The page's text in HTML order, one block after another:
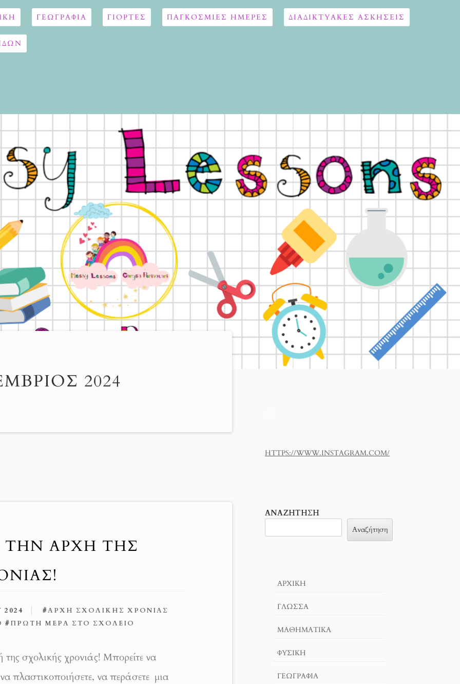
ΓΕΩΓΡΑΦΊΑ ΓΙΟΡΤΈΣ ΠΑΓΚΟΣΜΙΕΣ ΗΜΕΡΕΣ ΔΙΑΔΙΚΤΥΑΚΈΣ ΑΣΚΉΣΕΙΣ
2024
ΤΗΝ ΑΡΧΉ ΤΗΣ
#ΑΡΧΉ ΣΧΟΛΙΚΉΣ ΧΡΟΝΙΆΣ
#ΠΡΏΤΗ ΜΈΡΑ ΣΤΟ ΣΧΟΛΕΊΟ
σχολικής χρονιάς! Μπορείτε να
πλαστικοποιήσετε, να περάσετε μια
HTTPS://WWW.INSTAGRAM.COM/
ΑΝΑΖΉΤΗΣΗ
Αναζήτηση
ΑΡΧΙΚΉ
ΓΛΏΣΣΑ
ΜΑΘΗΜΑΤΙΚΆ
ΦΥΣΙΚΗ
ΓΕΩΓΡΑΦΊΑ